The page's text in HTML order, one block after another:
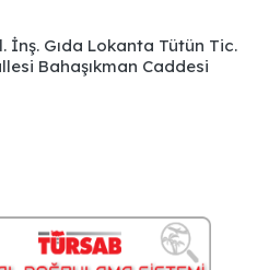
İnş. Gıda Lokanta Tütün Tic.
Bahaşıkman Caddesi